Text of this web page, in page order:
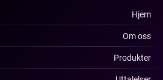
Hjem
Om oss
Produkter